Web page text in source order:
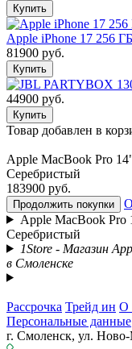
Купить
Apple iPhone 17 256
81900 руб.
Купить
44900 руб.
Купить
Товар добавлен в
Apple MacBook Pro
Серебристый
183900 руб.
Продолжить покупки
Apple MacBook
Серебристый
1Store - Магазин
в Смоленске
Рассрочка Трейд ин О
Персональные данные
г. Смоленск, ул.